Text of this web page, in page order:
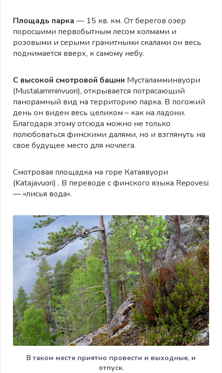
Площадь парка — 15 кв. км. От берегов озер
поросшими первобытным лесом холмами и
розовыми и серыми гранитными скалами он весь
поднимается вверх, к самому небу.
С высокой смотровой башни Мусталамминвуори
(Mustalamminvuori), открывается потрясающий
панорамный вид на территорию парка. В погожий
день он виден весь целиком – как на ладони.
Благодаря этому отсюда можно не только
полюбоваться финскими далями, но и взглянуть на
свое будущее место для ночлега.
Смотровая площадка на горе Катаявуори
(Katajavuori) . В переводе с финского языка Repovesi
— «лисья вода».
В таком месте приятно провести и выходные, и
отпуск.